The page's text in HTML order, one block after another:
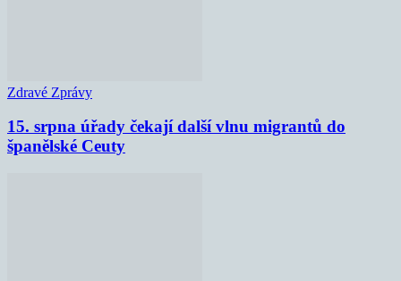
Zdravé Zprávy
15. srpna úřady čekají další vlnu migrantů do
španělské Ceuty